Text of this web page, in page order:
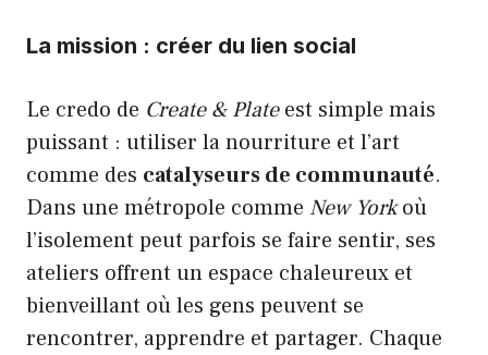
La mission : créer du lien social
Le credo de Create & Plateest simple mais
puissant : utiliser la nourriture et l’art
comme des catalyseurs de communauté.
Dans une métropole comme New Yorkoù
l’isolement peut parfois se faire sentir, ses
ateliers offrent un espace chaleureux et
bienveillant où les gens peuvent se
rencontrer, apprendre et partager. Chaque